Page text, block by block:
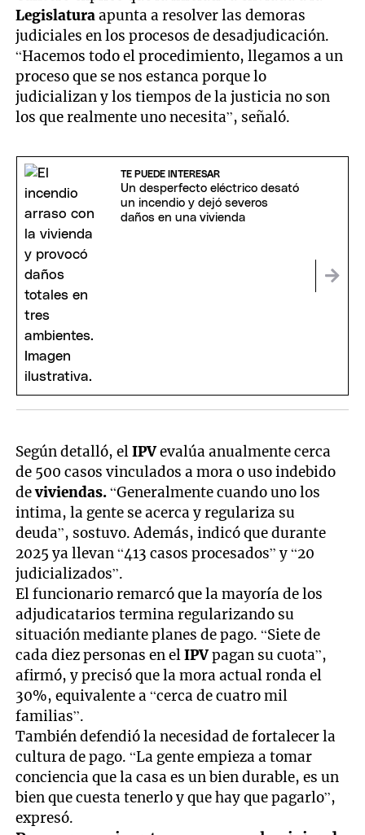
Legislaturaapunta a resolver las demoras
judiciales en los procesos de desadjudicación.
“Hacemos todo el procedimiento, llegamos a un
proceso que se nos estanca porque lo
judicializan y los tiempos de la justicia no son
los que realmente uno necesita”, señaló.
TE PUEDE INTERESAR
Un desperfecto eléctrico desató
un incendio y dejó severos
daños en una vivienda
Según detalló, elIPVevalúa anualmente cerca
de 500 casos vinculados a mora o uso indebido
deviviendas.“Generalmente cuando uno los
intima, la gente se acerca y regulariza su
deuda”, sostuvo. Además, indicó que durante
2025 ya llevan “413 casos procesados” y “20
judicializados”.
El funcionario remarcó que la mayoría de los
adjudicatarios termina regularizando su
situación mediante planes de pago. “Siete de
cada diez personas en elIPVpagan su cuota”,
afirmó, y precisó que la mora actual ronda el
30%, equivalente a “cerca de cuatro mil
familias”.
También defendió la necesidad de fortalecer la
cultura de pago. “La gente empieza a tomar
conciencia que la casa es un bien durable, es un
bien que cuesta tenerlo y que hay que pagarlo”,
expresó.